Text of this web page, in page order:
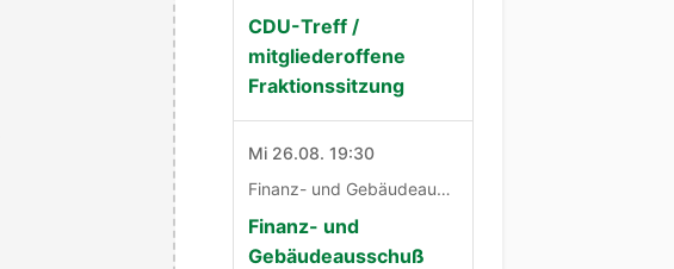
CDU-Treff /
mitgliederoffene
Fraktionssitzung
Mi 26.08. 19:30
Finanz- und Gebäudeausschuß
Finanz- und
Gebäudeausschuß